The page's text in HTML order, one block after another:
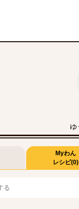
ゆ
Myわん
レシピ(0)